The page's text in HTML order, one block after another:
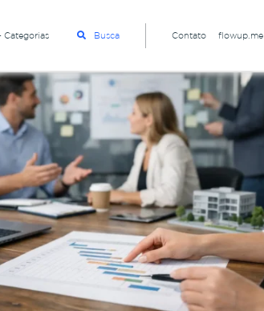
Categorias Busca Contato flowup.me